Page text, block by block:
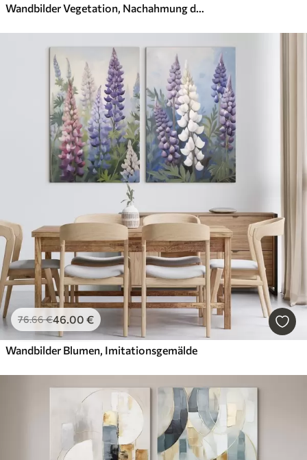
Wandbilder Vegetation, Nachahmung der Malerei
76.66€46.00 €
Wandbilder Blumen, Imitationsgemälde